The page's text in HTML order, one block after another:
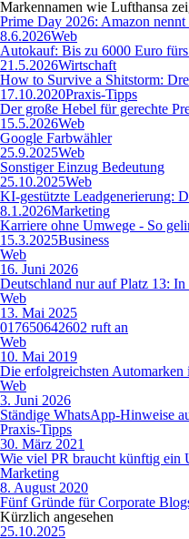
Markennamen wie Lufthansa
Prime Day 2026: Amazon
8.6.2026Web
Autokauf: Bis zu 6000 Euro
21.5.2026Wirtschaft
How to Survive a Shitstorm:
17.10.2020Praxis-Tipps
Der große Hebel für gerechte
15.5.2026Web
Google Farbwähler
25.9.2025Web
Sonstiger Einzug Bedeutung
25.10.2025Web
KI-gestützte Leadgenerierung:
8.1.2026Marketing
Karriere ohne Umwege - So
15.3.2025Business
Web
16. Juni 2026
Deutschland nur auf Platz 13:
Web
13. Mai 2025
017650642602 ruft an
Web
10. Mai 2019
Die erfolgreichsten
Web
3. Juni 2026
Ständige WhatsApp-Hinweise
Praxis-Tipps
30. März 2021
Wie viel PR braucht künftig ein
Marketing
8. August 2020
Fünf Gründe für Corporate
Kürzlich angesehen
25.10.2025